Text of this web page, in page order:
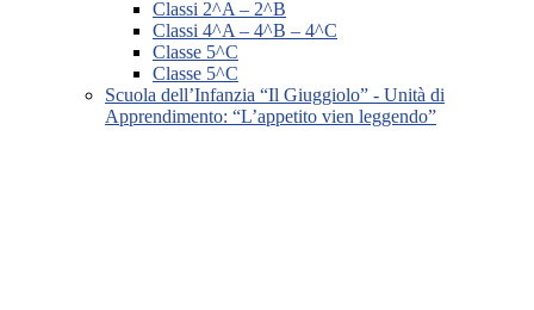
Classi 2^A – 2^B
Classi 4^A – 4^B – 4^C
Classe 5^C
Classe 5^C
Scuola dell’Infanzia “Il Giuggiolo” - Unità di
Apprendimento: “L’appetito vien leggendo”